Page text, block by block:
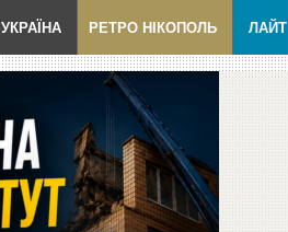
УКРАЇНА РЕТРО НІКОПОЛЬ ЛАЙТ